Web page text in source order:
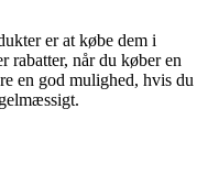
er at købe dem i
rabatter, når du køber en
en god mulighed, hvis du